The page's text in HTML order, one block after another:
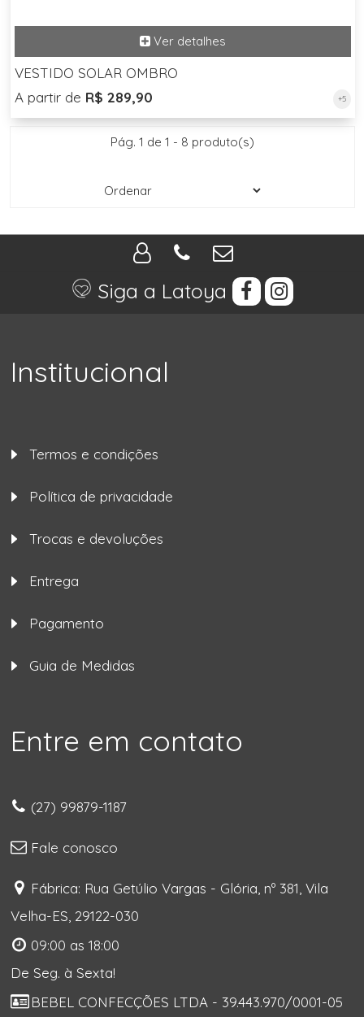
VESTIDO SOLAR OMBRO
A partir de R$ 289,90 +5
Pág. 1 de 1 - 8 produto(s)
Siga a Latoya
Institucional
Termos e condições
Política de privacidade
Trocas e devoluções
Entrega
Pagamento
Guia de Medidas
Entre em contato
(27) 99879-1187
Fale conosco
Fábrica: Rua Getúlio Vargas - Glória, nº 381, Vila
Velha-ES, 29122-030
09:00 as 18:00
De Seg. à Sexta!
BEBEL CONFECÇÕES LTDA - 39.443.970/0001-05